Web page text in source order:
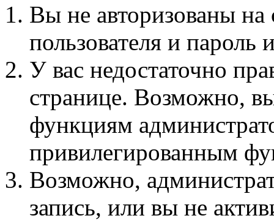
Вы не авторизованы на
пользователя и пароль
У вас недостаточно
странице. Возможно,
функциям
привилегированным
Возможно,
запись, или вы не